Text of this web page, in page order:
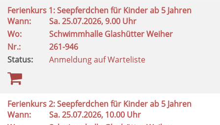
Ferienkurs 1: Seepferdchen für Kinder ab 5 Jahren
Wann:
Sa.25.07.2026, 9.00 Uhr
Wo:
Schwimmhalle Glashütter Weiher
Nr.:
261-946
Status:
Anmeldung auf Warteliste
Ferienkurs 2: Seepferdchen für Kinder ab 5 Jahren
Wann:
Sa.25.07.2026, 10.00 Uhr